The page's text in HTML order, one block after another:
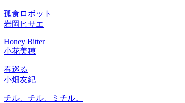
孤食ロボット
岩岡ヒサエ
Honey Bitter
小花美穂
春巡る
小畑友紀
チル、チル、ミチル。